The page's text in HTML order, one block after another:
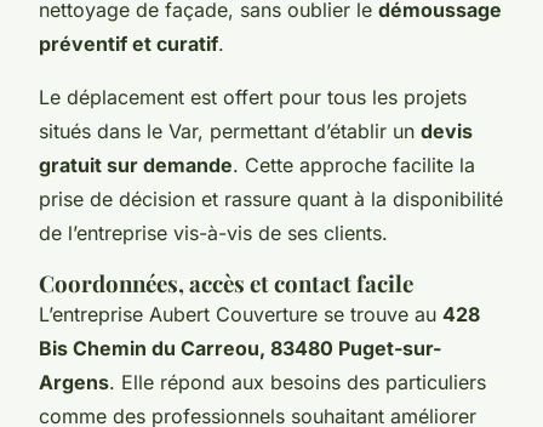
nettoyage de façade, sans oublier le démoussage
préventif et curatif.
Le déplacement est offert pour tous les projets
situés dans le Var, permettant d’établir un devis
gratuit sur demande. Cette approche facilite la
prise de décision et rassure quant à la disponibilité
de l’entreprise vis-à-vis de ses clients.
Coordonnées, accès et contact facile
L’entreprise Aubert Couverture se trouve au 428
Bis Chemin du Carreou, 83480 Puget-sur-
Argens. Elle répond aux besoins des particuliers
comme des professionnels souhaitant améliorer